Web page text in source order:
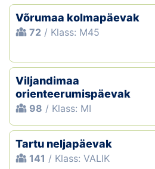
Võrumaa kolmapäevak
72 / Klass: M45
Viljandimaa
orienteerumispäevak
98 / Klass: MI
Tartu neljapäevak
141 / Klass: VALIK